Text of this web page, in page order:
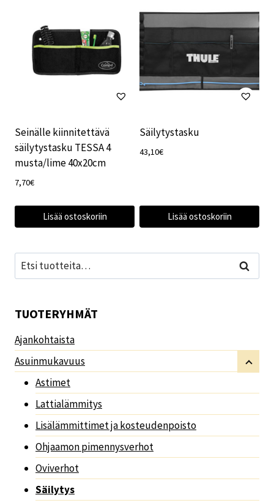
Seinälle kiinnitettävä
säilytystasku TESSA 4
musta/lime 40x20cm
7,70€
Lisää ostoskoriin
Säilytystasku
43,10€
Lisää ostoskoriin
Etsi: Haku
TUOTERYHMÄT
Ajankohtaista
Asuinmukavuus
Astimet
Lattialämmitys
Lisälämmittimet ja kosteudenpoisto
Ohjaamon pimennysverhot
Oviverhot
Säilytys